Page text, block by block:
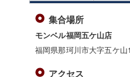
集合場所
モンベル福岡五ケ山店
福岡県那珂川市大字五ケ山
アクセス